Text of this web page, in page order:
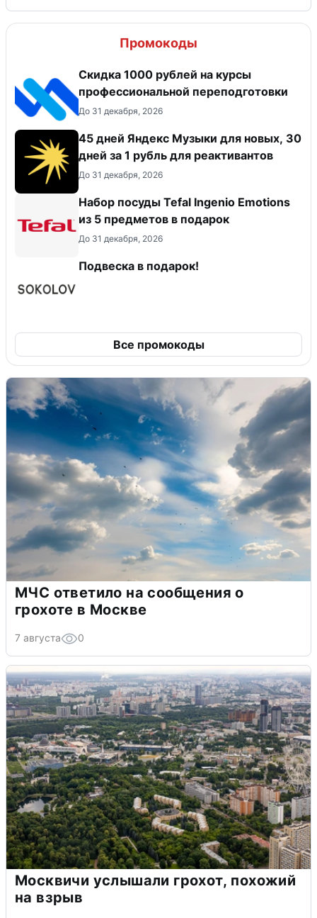
Промокоды
Скидка 1000 рублей на курсы
профессиональной переподготовки
До 31 декабря, 2026
45 дней Яндекс Музыки для новых, 30
дней за 1 рубль для реактивантов
До 31 декабря, 2026
Набор посуды Tefal Ingenio Emotions
из 5 предметов в подарок
До 31 декабря, 2026
Подвеска в подарок!
Все промокоды
МЧС ответило на сообщения о
грохоте в Москве
7 августа 0
Москвичи услышали грохот, похожий
на взрыв